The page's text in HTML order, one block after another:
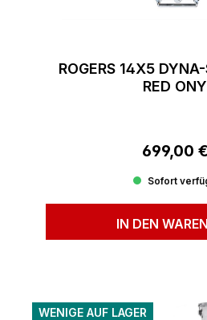
ROGERS 14X5
RED
Regulärer
699,00
Sofort
IN DEN
WENIGE AUF LAGER